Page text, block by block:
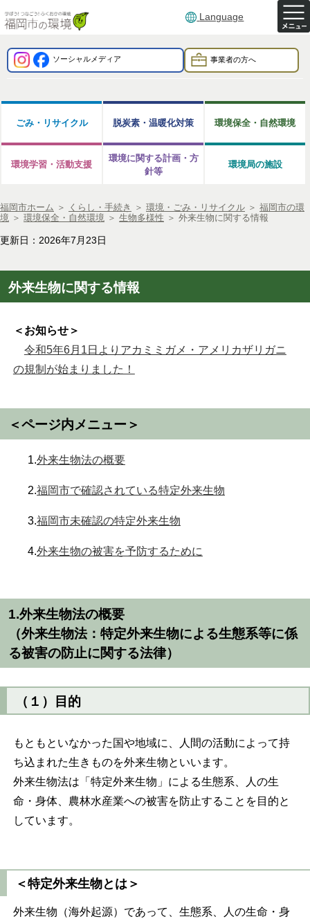
Language
ソーシャルメディア 事業者の方へ
ごみ・リサイクル 脱炭素・温暖化対策 環境保全・自然環境
環境学習・活動支援
環境に関する計画・方
針等
環境局の施設
福岡市ホーム ＞ くらし・手続き ＞ 環境・ごみ・リサイクル ＞ 福岡市の環
境 ＞ 環境保全・自然環境 ＞ 生物多様性 ＞ 外来生物に関する情報
更新日：2026年7月23日
外来生物に関する情報
＜お知らせ＞
令和5年6月1日よりアカミミガメ・アメリカザリガニ
の規制が始まりました！
＜ページ内メニュー＞
1.外来生物法の概要
2.福岡市で確認されている特定外来生物
3.福岡市未確認の特定外来生物
4.外来生物の被害を予防するために
1.外来生物法の概要
（外来生物法：特定外来生物による生態系等に係
る被害の防止に関する法律）
（１）目的
もともといなかった国や地域に、人間の活動によって持
ち込まれた生きものを外来生物といいます。
外来生物法は「特定外来生物」による生態系、人の生
命・身体、農林水産業への被害を防止することを目的と
しています。
＜特定外来生物とは＞
外来生物（海外起源）であって、生態系、人の生命・身